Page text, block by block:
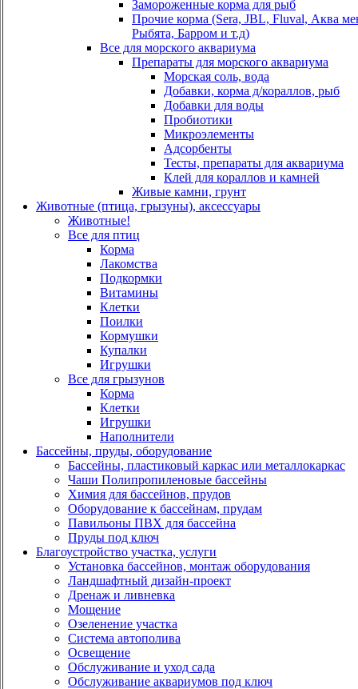
Замороженные корма для рыб
Прочие корма (Sera, JBL, Fluval, Аква
Рыбята, Барром и т.д)
Все для морского аквариума
Препараты для морского аквариума
Морская соль, вода
Добавки, корма д/кораллов, рыб
Добавки для воды
Пробиотики
Микроэлементы
Адсорбенты
Тесты, препараты для аквариума
Клей для кораллов и камней
Живые камни, грунт
Животные (птица, грызуны), аксессуары
Животные!
Все для птиц
Корма
Лакомства
Подкормки
Витамины
Клетки
Поилки
Кормушки
Купалки
Игрушки
Все для грызунов
Корма
Клетки
Игрушки
Наполнители
Бассейны, пруды, оборудование
Бассейны, пластиковый каркас или металлокаркас
Чаши Полипропиленовые бассейны
Химия для бассейнов, прудов
Оборудование к бассейнам, прудам
Павильоны ПВХ для бассейна
Пруды под ключ
Благоустройство участка, услуги
Установка бассейнов, монтаж оборудования
Ландшафтный дизайн-проект
Дренаж и ливневка
Мощение
Озеленение участка
Система автополива
Освещение
Обслуживание и уход сада
Обслуживание аквариумов под ключ